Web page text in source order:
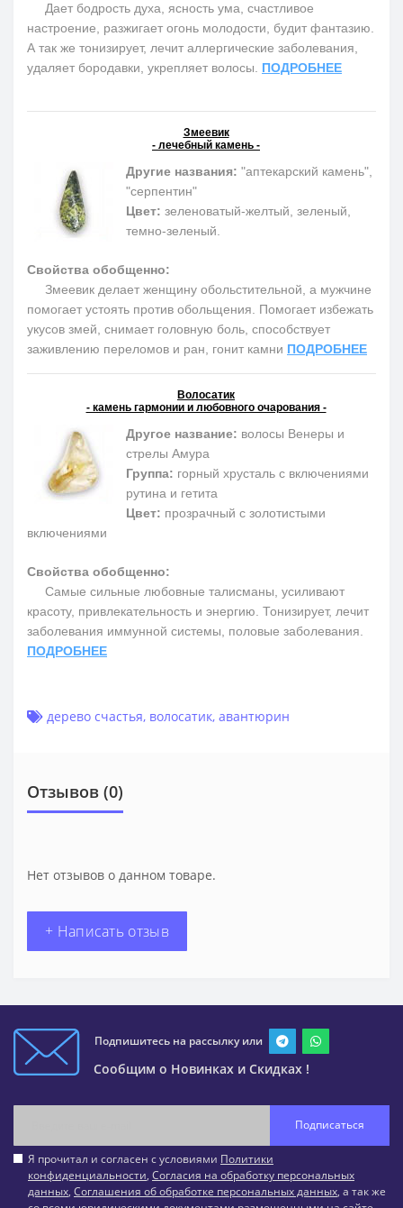
Дает бодрость духа, ясность ума, счастливое
настроение, разжигает огонь молодости, будит фантазию.
А так же тонизирует, лечит аллергические заболевания,
удаляет бородавки, укрепляет волосы. ПОДРОБНЕЕ
Змеевик
- лечебный камень -
Другие названия: "аптекарский камень",
"серпентин"
Цвет: зеленоватый-желтый, зеленый,
темно-зеленый.
Свойства обобщенно:
Змеевик делает женщину обольстительной, а мужчине
помогает устоять против обольщения. Помогает избежать
укусов змей, снимает головную боль, способствует
заживлению переломов и ран, гонит камни ПОДРОБНЕЕ
Волосатик
- камень гармонии и любовного очарования -
Другое название: волосы Венеры и
стрелы Амура
Группа: горный хрусталь с включениями
рутина и гетита
Цвет: прозрачный с золотистыми
включениями
Свойства обобщенно:
Самые сильные любовные талисманы, усиливают
красоту, привлекательность и энергию. Тонизирует, лечит
заболевания иммунной системы, половые заболевания.
ПОДРОБНЕЕ
дерево счастья, волосатик, авантюрин
Отзывов (0)
Нет отзывов о данном товаре.
+ Написать отзыв
Подпишитесь на рассылку или
Сообщим о Новинках и Скидках !
Подписаться
Я прочитал и согласен с условиями Политики
конфиденциальности, Согласия на обработку персональных
данных, Соглашения об обработке персональных данных, а так же